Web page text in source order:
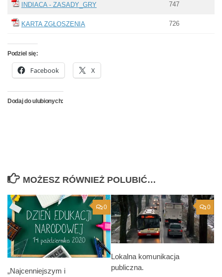
INDIACA - ZASADY_GRY 747
KARTA ZGŁOSZENIA 726
Podziel się:
Facebook X
Dodaj do ulubionych:
MOŻESZ RÓWNIEŻ POLUBIĆ…
0
„Najcenniejszym i
0
Lokalna komunikacja
publiczna.